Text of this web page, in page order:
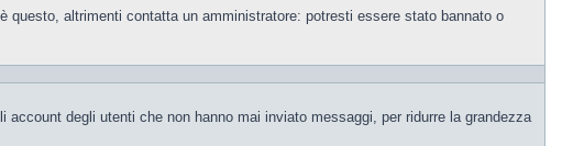
altrimenti contatta un amministratore: potresti essere stato bannato o
degli utenti che non hanno mai inviato messaggi, per ridurre la grandezza